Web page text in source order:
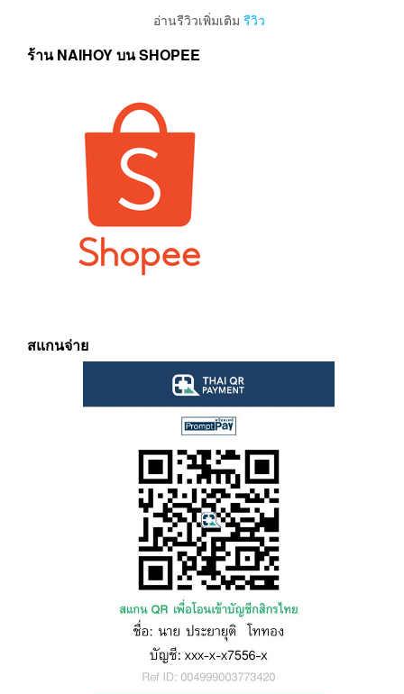
อ่านรีวิวเพิ่มเติม รีวิว
ร้าน NAIHOY บน SHOPEE
สแกนจ่าย